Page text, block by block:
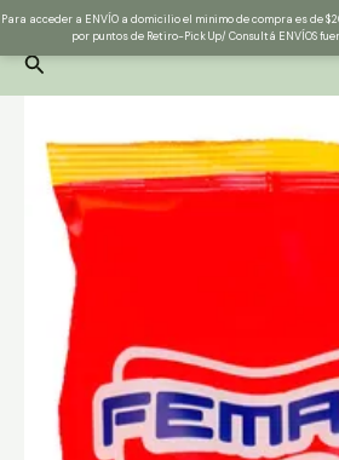
Para acceder a ENVÍO a domicilio el minimo de compra es de
por puntos de Retiro-Pick Up/ Consultá ENVÍOS
al
Buscar